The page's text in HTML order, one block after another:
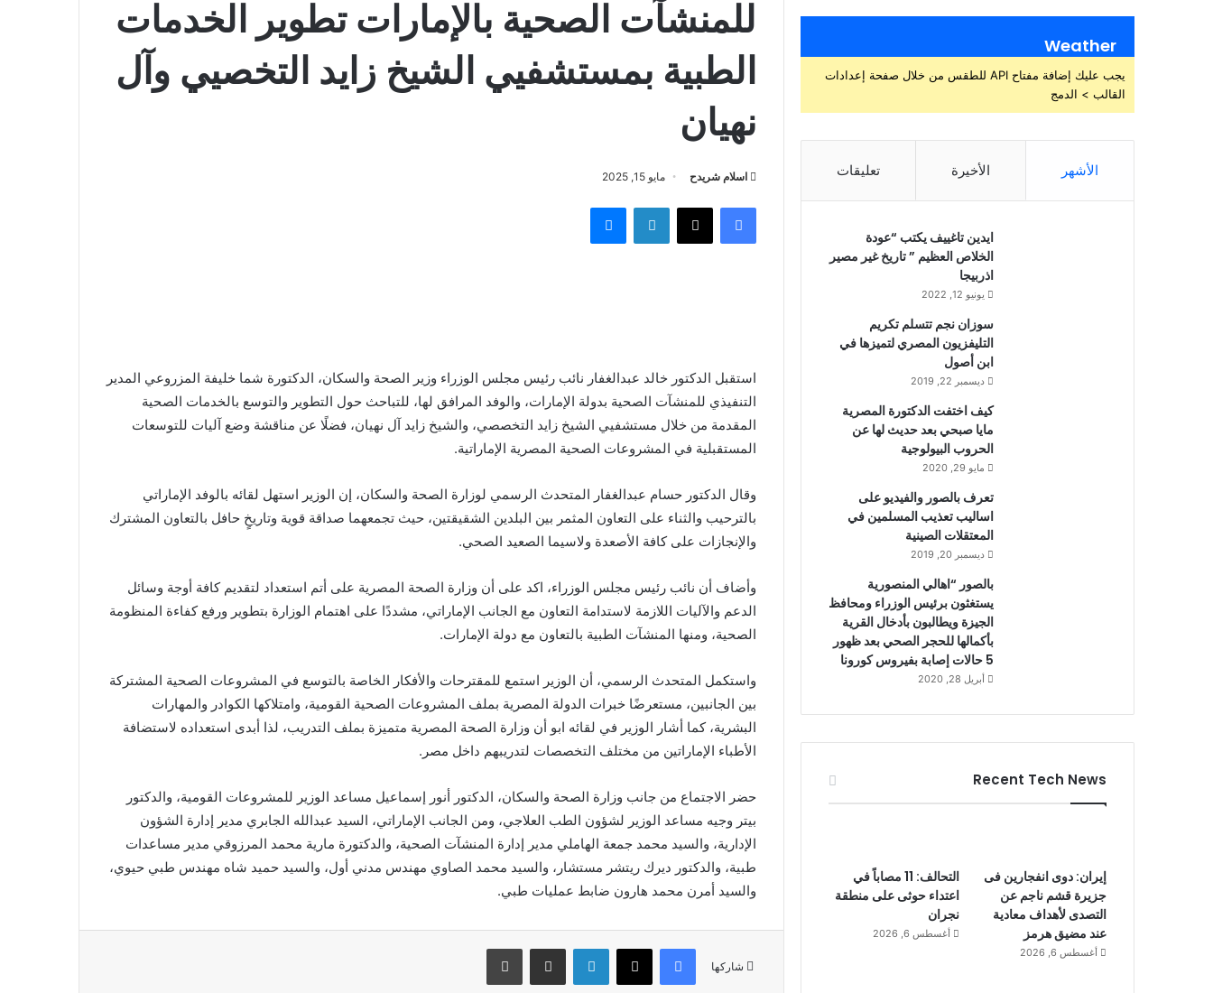
للمنشآت الصحية بالإمارات تطوير الخدمات
الطبية بمستشفيي الشيخ زايد التخصيي وآل
نهيان
اسلام شريدح مايو 15, 2025
فيسبوك لينكدإن
استقبل الدكتور خالد عبدالغفار نائب رئيس مجلس الوزراء وزير الصحة والسكان، الدكتورة شما خليفة المزروعي المدير
التنفيذي للمنشآت الصحية بدولة الإمارات، والوفد المرافق لها، للتباحث حول التطوير والتوسع بالخدمات الصحية
المقدمة من خلال مستشفيي الشيخ زايد التخصصي، والشيخ زايد آل نهيان، فضلًا عن مناقشة وضع آليات للتوسعات
المستقبلية في المشروعات الصحية المصرية الإماراتية.
وقال الدكتور حسام عبدالغفار المتحدث الرسمي لوزارة الصحة والسكان، إن الوزير استهل لقائه بالوفد الإماراتي
بالترحيب والثناء على التعاون المثمر بين البلدين الشقيقتين، حيث تجمعهما صداقة قوية وتاريخٍ حافل بالتعاون المشترك
والإنجازات على كافة الأصعدة ولاسيما الصعيد الصحي.
وأضاف أن نائب رئيس مجلس الوزراء، اكد على أن وزارة الصحة المصرية على أتم استعداد لتقديم كافة أوجة وسائل
الدعم والآليات اللازمة لاستدامة التعاون مع الجانب الإماراتي، مشددًا على اهتمام الوزارة بتطوير ورفع كفاءة المنظومة
الصحية، ومنها المنشآت الطبية بالتعاون مع دولة الإمارات.
واستكمل المتحدث الرسمي، أن الوزير استمع للمقترحات والأفكار الخاصة بالتوسع في المشروعات الصحية المشتركة
بين الجانبين، مستعرضًا خبرات الدولة المصرية بملف المشروعات الصحية القومية، وامتلاكها الكوادر والمهارات
البشرية، كما أشار الوزير في لقائه ابو أن وزارة الصحة المصرية متميزة بملف التدريب، لذا أبدى استعداده لاستضافة
الأطباء الإماراتين من مختلف التخصصات لتدريبهم داخل مصر.
حضر الاجتماع من جانب وزارة الصحة والسكان، الدكتور أنور إسماعيل مساعد الوزير للمشروعات القومية، والدكتور
بيتر وجيه مساعد الوزير لشؤون الطب العلاجي، ومن الجانب الإماراتي، السيد عبدالله الجابري مدير إدارة الشؤون
الإدارية، والسيد محمد جمعة الهاملي مدير إدارة المنشآت الصحية، والدكتورة مارية محمد المرزوقي مدير مساعدات
طبية، والدكتور ديرك ريتشر مستشار، والسيد محمد الصاوي مهندس مدني أول، والسيد حميد شاه مهندس طبي حيوي،
والسيد أمرن محمد هارون ضابط عمليات طبي.
شاركها
فيسبوك لينكدإن
Weather
يجب عليك إضافة مفتاح API للطقس من خلال صفحة إعدادات
القالب > الدمج
الأشهر الأخيرة تعليقات
ايدين تاغييف يكتب “عودة
الخلاص العظيم ” تاريخ غير مصير
اذربيجا
يونيو 12, 2022
سوزان نجم تتسلم تكريم
التليفزيون المصري لتميزها في
ابن أصول
ديسمبر 22, 2019
كيف اختفت الدكتورة المصرية
مايا صبحي بعد حديث لها عن
الحروب البيولوجية
مايو 29, 2020
تعرف بالصور والفيديو على
اساليب تعذيب المسلمين في
المعتقلات الصينية
ديسمبر 20, 2019
بالصور “اهالي المنصورية
يستغثون برئيس الوزراء ومحافظ
الجيزة ويطالبون بأدخال القرية
بأكمالها للحجر الصحي بعد ظهور
5 حالات إصابة بفيروس كورونا
أبريل 28, 2020
Recent Tech News
إيران: دوى انفجارين فى
جزيرة قشم ناجم عن
التصدى لأهداف معادية
عند مضيق هرمز
أغسطس 6, 2026
التحالف: 11 مصاباً في
اعتداء حوثى على منطقة
نجران
أغسطس 6, 2026